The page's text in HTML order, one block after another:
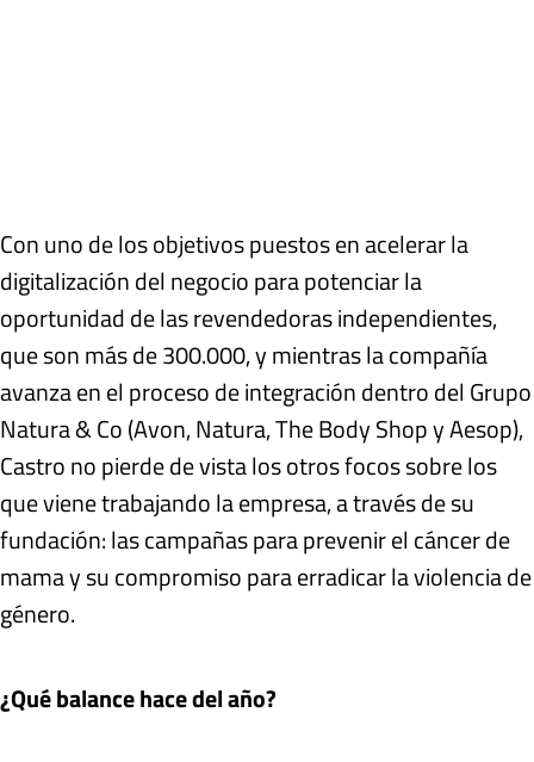
Con uno de los objetivos puestos en acelerar la
digitalización del negocio para potenciar la
oportunidad de las revendedoras independientes,
que son más de 300.000, y mientras la compañía
avanza en el proceso de integración dentro del Grupo
Natura & Co (Avon, Natura, The Body Shop y Aesop),
Castro no pierde de vista los otros focos sobre los
que viene trabajando la empresa, a través de su
fundación: las campañas para prevenir el cáncer de
mama y su compromiso para erradicar la violencia de
género.
¿Qué balance hace del año?